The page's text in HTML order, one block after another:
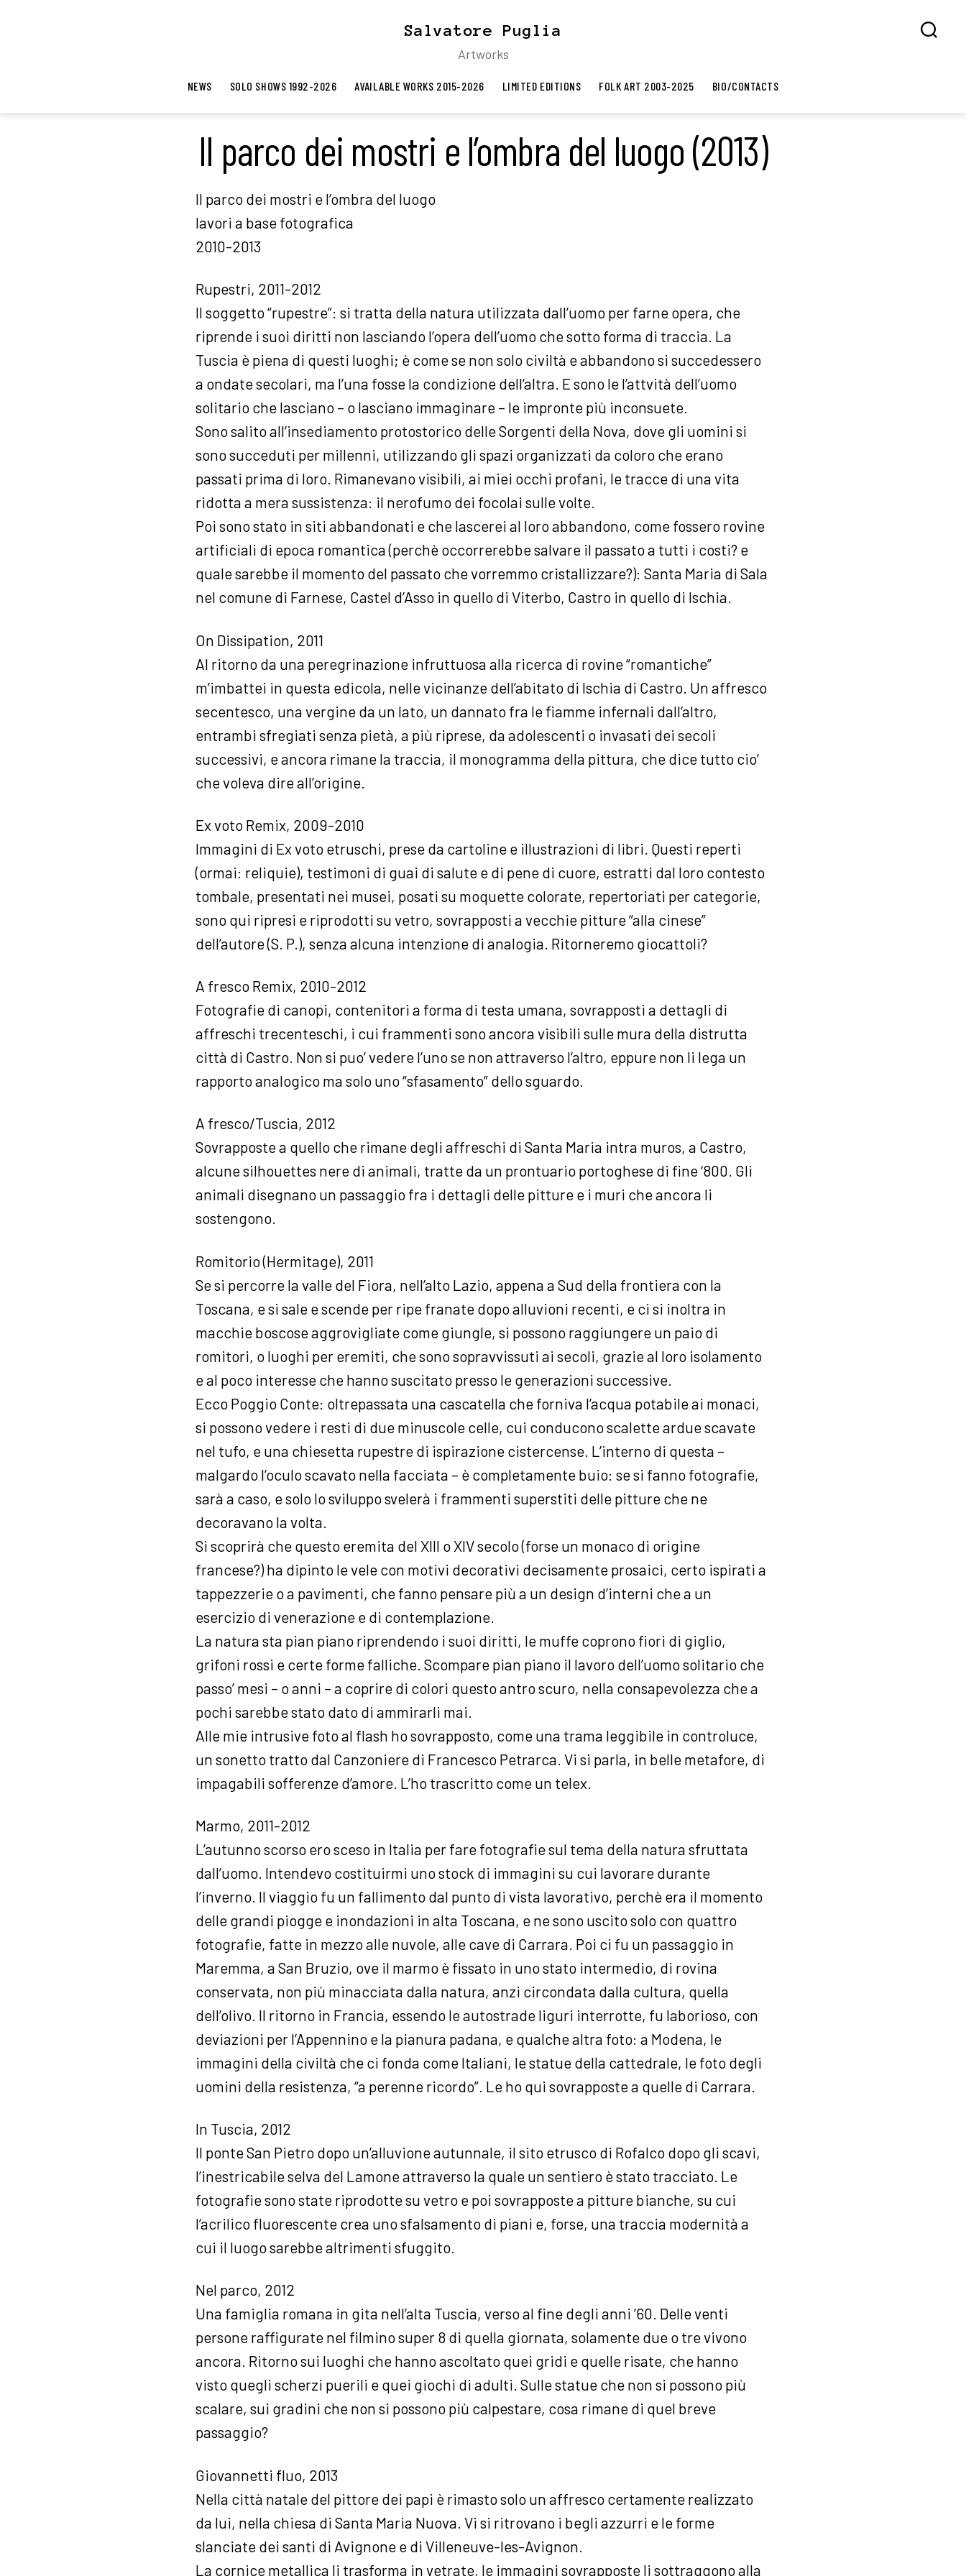
Salvatore Puglia
Artworks
NEWS SOLO SHOWS 1992-2026 AVAILABLE WORKS 2015-2026 LIMITED EDITIONS FOLK ART 2003-2025 BIO/CONTACTS
Il parco dei mostri e l’ombra del luogo (2013)
Il parco dei mostri e l’ombra del luogo
lavori a base fotografica
2010-2013
Rupestri, 2011-2012
Il soggetto “rupestre”: si tratta della natura utilizzata dall’uomo per farne opera, che
riprende i suoi diritti non lasciando l’opera dell’uomo che sotto forma di traccia. La
Tuscia è piena di questi luoghi; è come se non solo civiltà e abbandono si succedessero
a ondate secolari, ma l’una fosse la condizione dell’altra. E sono le l’attvità dell’uomo
solitario che lasciano – o lasciano immaginare – le impronte più inconsuete.
Sono salito all’insediamento protostorico delle Sorgenti della Nova, dove gli uomini si
sono succeduti per millenni, utilizzando gli spazi organizzati da coloro che erano
passati prima di loro. Rimanevano visibili, ai miei occhi profani, le tracce di una vita
ridotta a mera sussistenza: il nerofumo dei focolai sulle volte.
Poi sono stato in siti abbandonati e che lascerei al loro abbandono, come fossero rovine
artificiali di epoca romantica (perchè occorrerebbe salvare il passato a tutti i costi? e
quale sarebbe il momento del passato che vorremmo cristallizzare?): Santa Maria di Sala
nel comune di Farnese, Castel d’Asso in quello di Viterbo, Castro in quello di Ischia.
On Dissipation, 2011
Al ritorno da una peregrinazione infruttuosa alla ricerca di rovine “romantiche”
m’imbattei in questa edicola, nelle vicinanze dell’abitato di Ischia di Castro. Un affresco
secentesco, una vergine da un lato, un dannato fra le fiamme infernali dall’altro,
entrambi sfregiati senza pietà, a più riprese, da adolescenti o invasati dei secoli
successivi, e ancora rimane la traccia, il monogramma della pittura, che dice tutto cio’
che voleva dire all’origine.
Ex voto Remix, 2009-2010
Immagini di Ex voto etruschi, prese da cartoline e illustrazioni di libri. Questi reperti
(ormai: reliquie), testimoni di guai di salute e di pene di cuore, estratti dal loro contesto
tombale, presentati nei musei, posati su moquette colorate, repertoriati per categorie,
sono qui ripresi e riprodotti su vetro, sovrapposti a vecchie pitture “alla cinese”
dell’autore (S. P.), senza alcuna intenzione di analogia. Ritorneremo giocattoli?
A fresco Remix, 2010-2012
Fotografie di canopi, contenitori a forma di testa umana, sovrapposti a dettagli di
affreschi trecenteschi, i cui frammenti sono ancora visibili sulle mura della distrutta
città di Castro. Non si puo’ vedere l’uno se non attraverso l’altro, eppure non li lega un
rapporto analogico ma solo uno “sfasamento” dello sguardo.
A fresco/Tuscia, 2012
Sovrapposte a quello che rimane degli affreschi di Santa Maria intra muros, a Castro,
alcune silhouettes nere di animali, tratte da un prontuario portoghese di fine ‘800. Gli
animali disegnano un passaggio fra i dettagli delle pitture e i muri che ancora li
sostengono.
Romitorio (Hermitage), 2011
Se si percorre la valle del Fiora, nell’alto Lazio, appena a Sud della frontiera con la
Toscana, e si sale e scende per ripe franate dopo alluvioni recenti, e ci si inoltra in
macchie boscose aggrovigliate come giungle, si possono raggiungere un paio di
romitori, o luoghi per eremiti, che sono sopravvissuti ai secoli, grazie al loro isolamento
e al poco interesse che hanno suscitato presso le generazioni successive.
Ecco Poggio Conte: oltrepassata una cascatella che forniva l’acqua potabile ai monaci,
si possono vedere i resti di due minuscole celle, cui conducono scalette ardue scavate
nel tufo, e una chiesetta rupestre di ispirazione cistercense. L’interno di questa –
malgardo l’oculo scavato nella facciata – è completamente buio: se si fanno fotografie,
sarà a caso, e solo lo sviluppo svelerà i frammenti superstiti delle pitture che ne
decoravano la volta.
Si scoprirà che questo eremita del XIII o XIV secolo (forse un monaco di origine
francese?) ha dipinto le vele con motivi decorativi decisamente prosaici, certo ispirati a
tappezzerie o a pavimenti, che fanno pensare più a un design d’interni che a un
esercizio di venerazione e di contemplazione.
La natura sta pian piano riprendendo i suoi diritti, le muffe coprono fiori di giglio,
grifoni rossi e certe forme falliche. Scompare pian piano il lavoro dell’uomo solitario che
passo’ mesi – o anni – a coprire di colori questo antro scuro, nella consapevolezza che a
pochi sarebbe stato dato di ammirarli mai.
Alle mie intrusive foto al flash ho sovrapposto, come una trama leggibile in controluce,
un sonetto tratto dal Canzoniere di Francesco Petrarca. Vi si parla, in belle metafore, di
impagabili sofferenze d’amore. L’ho trascritto come un telex.
Marmo, 2011-2012
L’autunno scorso ero sceso in Italia per fare fotografie sul tema della natura sfruttata
dall’uomo. Intendevo costituirmi uno stock di immagini su cui lavorare durante
l’inverno. Il viaggio fu un fallimento dal punto di vista lavorativo, perchè era il momento
delle grandi piogge e inondazioni in alta Toscana, e ne sono uscito solo con quattro
fotografie, fatte in mezzo alle nuvole, alle cave di Carrara. Poi ci fu un passaggio in
Maremma, a San Bruzio, ove il marmo è fissato in uno stato intermedio, di rovina
conservata, non più minacciata dalla natura, anzi circondata dalla cultura, quella
dell’olivo. Il ritorno in Francia, essendo le autostrade liguri interrotte, fu laborioso, con
deviazioni per l’Appennino e la pianura padana, e qualche altra foto: a Modena, le
immagini della civiltà che ci fonda come Italiani, le statue della cattedrale, le foto degli
uomini della resistenza, “a perenne ricordo”. Le ho qui sovrapposte a quelle di Carrara.
In Tuscia, 2012
Il ponte San Pietro dopo un’alluvione autunnale, il sito etrusco di Rofalco dopo gli scavi,
l’inestricabile selva del Lamone attraverso la quale un sentiero è stato tracciato. Le
fotografie sono state riprodotte su vetro e poi sovrapposte a pitture bianche, su cui
l’acrilico fluorescente crea uno sfalsamento di piani e, forse, una traccia modernità a
cui il luogo sarebbe altrimenti sfuggito.
Nel parco, 2012
Una famiglia romana in gita nell’alta Tuscia, verso al fine degli anni ’60. Delle venti
persone raffigurate nel filmino super 8 di quella giornata, solamente due o tre vivono
ancora. Ritorno sui luoghi che hanno ascoltato quei gridi e quelle risate, che hanno
visto quegli scherzi puerili e quei giochi di adulti. Sulle statue che non si possono più
scalare, sui gradini che non si possono più calpestare, cosa rimane di quel breve
passaggio?
Giovannetti fluo, 2013
Nella città natale del pittore dei papi è rimasto solo un affresco certamente realizzato
da lui, nella chiesa di Santa Maria Nuova. Vi si ritrovano i begli azzurri e le forme
slanciate dei santi di Avignone e di Villeneuve-les-Avignon.
La cornice metallica li trasforma in vetrate, le immagini sovrapposte li sottraggono alla